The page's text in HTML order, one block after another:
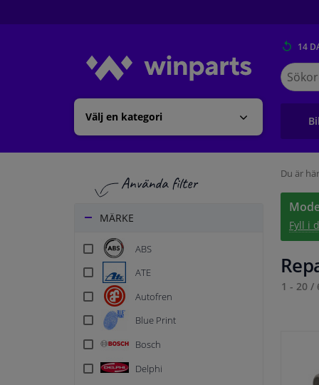
Välj en kategori
14
Sök
på
MÄRKE
ABS
ATE
Autofren
Blue Print
Bosch
Delphi
Du är
Fyll i
1 - 20 /